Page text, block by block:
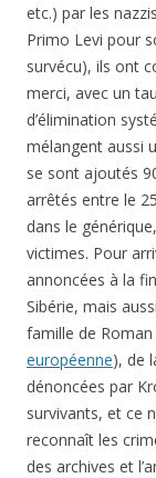
etc.) par les
Primo Levi pour
survécu), ils ont
merci, avec un
d’élimination
mélangent aussi
se sont ajoutés
arrêtés entre le
dans le
victimes. Pour
annoncées à la
Sibérie, mais
famille de
européenne), de
dénoncées par
survivants, et ce
reconnaît les
des archives et